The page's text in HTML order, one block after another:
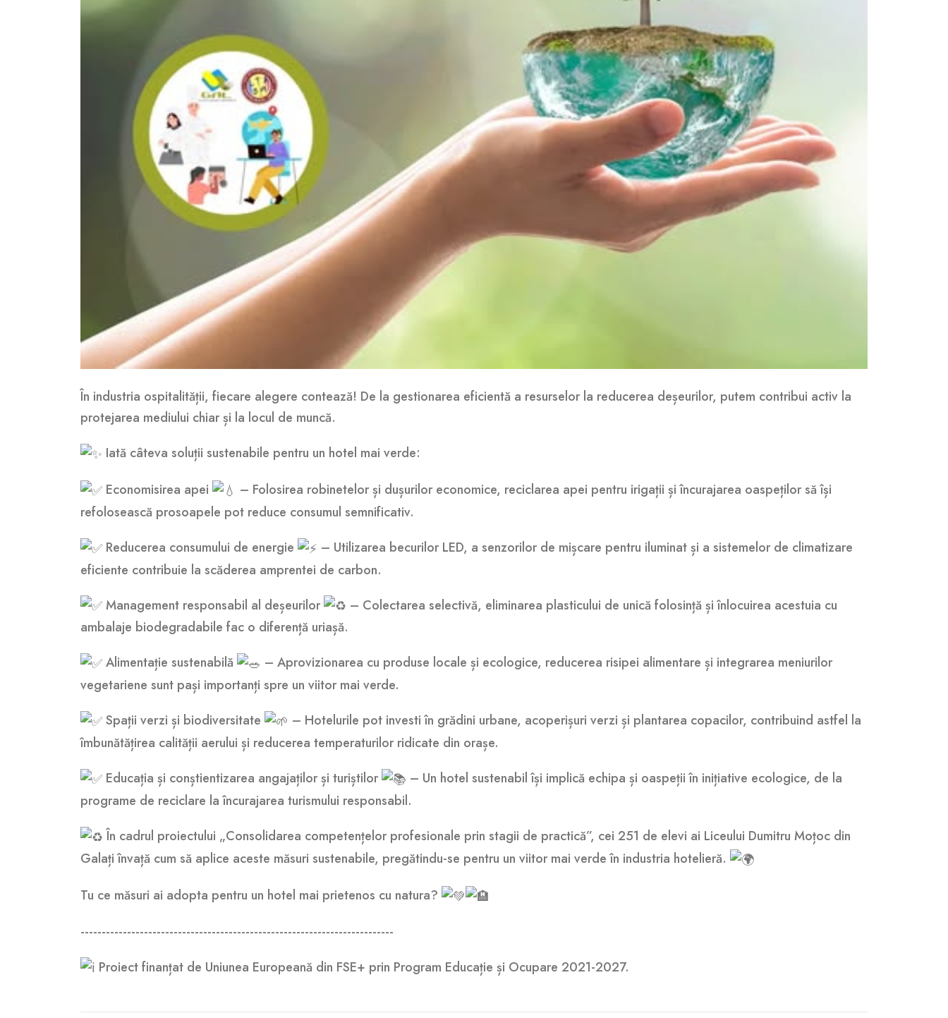
În industria ospitalității, fiecare alegere contează! De la gestionarea eficientă a resurselor la reducerea deșeurilor, putem contribui activ la
protejarea mediului chiar și la locul de muncă.
Iată câteva soluții sustenabile pentru un hotel mai verde:
Economisirea apei
– Folosirea robinetelor și dușurilor economice, reciclarea apei pentru irigații și încurajarea oaspeților să își
refolosească prosoapele pot reduce consumul semnificativ.
Reducerea consumului de energie
– Utilizarea becurilor LED, a senzorilor de mișcare pentru iluminat și a sistemelor de climatizare
eficiente contribuie la scăderea amprentei de carbon.
Management responsabil al deșeurilor
– Colectarea selectivă, eliminarea plasticului de unică folosință și înlocuirea acestuia cu
ambalaje biodegradabile fac o diferență uriașă.
Alimentație sustenabilă
– Aprovizionarea cu produse locale și ecologice, reducerea risipei alimentare și integrarea meniurilor
vegetariene sunt pași importanți spre un viitor mai verde.
Spații verzi și biodiversitate
– Hotelurile pot investi în grădini urbane, acoperișuri verzi și plantarea copacilor, contribuind astfel la
îmbunătățirea calității aerului și reducerea temperaturilor ridicate din orașe.
Educația și conștientizarea angajaților și turiștilor
– Un hotel sustenabil își implică echipa și oaspeții în inițiative ecologice, de la
programe de reciclare la încurajarea turismului responsabil.
În cadrul proiectului „Consolidarea competențelor profesionale prin stagii de practică”, cei 251 de elevi ai Liceului Dumitru Moțoc din
Galați învață cum să aplice aceste măsuri sustenabile, pregătindu-se pentru un viitor mai verde în industria hotelieră.
Tu ce măsuri ai adopta pentru un hotel mai prietenos cu natura?
--------------------------------------------------------------------------
Proiect finanțat de Uniunea Europeană din FSE+ prin Program Educație și Ocupare 2021-2027.